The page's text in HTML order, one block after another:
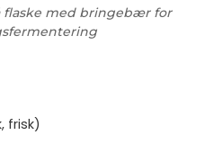
flaske med bringebær for
frisk)